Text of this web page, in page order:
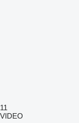
11
VIDEO